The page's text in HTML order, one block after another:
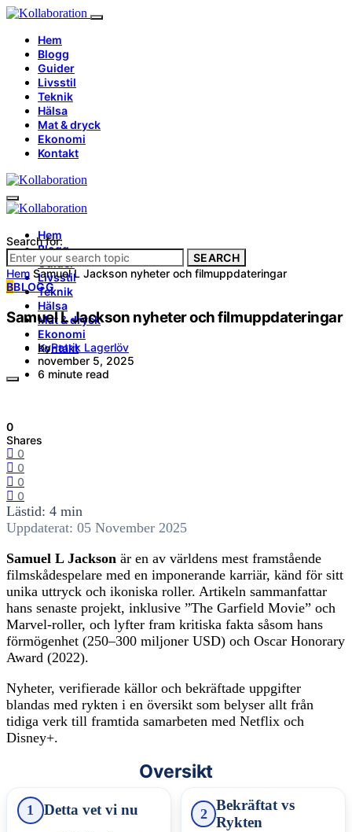
Hem
Blogg
Guider
Livsstil
Teknik
Hälsa
Mat & dryck
Ekonomi
Kontakt
Hem
Blogg
Guider
Livsstil
Teknik
Hälsa
Mat & dryck
Ekonomi
Kontakt
Search for:
SEARCH
Hem Samuel L Jackson nyheter och filmuppdateringar
BBLOGG
Samuel L Jackson nyheter och filmuppdateringar
byPatrik Lagerlöv
november 5, 2025
6 minute read
0
Shares
0
0
0
0
Lästid: 4 min
Uppdaterat: 05 November 2025
Samuel L Jackson är en av världens mest framstående
filmskådespelare med en imponerande karriär, känd för sitt
unika uttryck och ikoniska roller. Artikeln sammanfattar
hans senaste projekt, inklusive ”The Garfield Movie” och
Marvel-roller, och lyfter fram kritiska fakta såsom hans
förmögenhet (250–300 miljoner USD) och Oscar Honorary
Award (2022).
Nyheter, verifierade källor och bekräftade uppgifter
blandas med rykten i en översikt som belyser allt från
tidiga verk till framtida samarbeten med Netflix och
Disney+.
Oversikt
1 Detta vet vi nu 2
Bekräftat vs
Rykten